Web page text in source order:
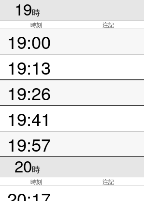
19時
時刻 注記
19:00
19:13
19:26
19:41
19:57
20時
時刻 注記